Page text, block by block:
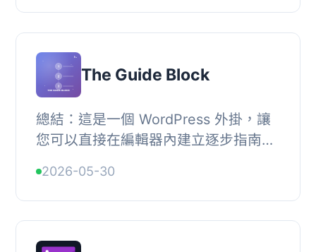
The Guide Block
總結：這是一個 WordPress 外掛，讓
您可以直接在編輯器內建立逐步指南、
南、入職指導以及流程文件，具有結構
化、直觀且易...
2026-05-30